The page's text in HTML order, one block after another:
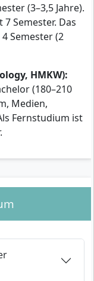
(3–3,5 Jahre).
Semester. Das
Semester (2
HMKW):
(180–210
Medien,
Fernstudium ist